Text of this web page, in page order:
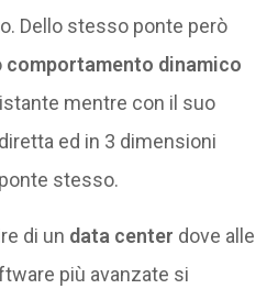
Dello stesso ponte però
comportamento dinamico
mentre con il suo
ed in 3 dimensioni
stesso.
di un data center dove alle
più avanzate si